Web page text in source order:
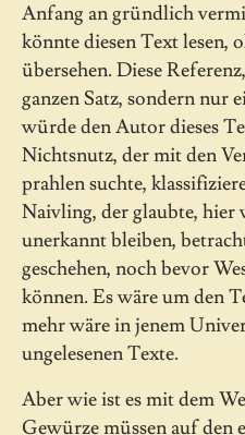
Anfang an gründlich
könnte diesen Text lesen,
übersehen. Diese
ganzen Satz, sondern nur
würde den Autor dieses
Nichtsnutz, der mit den
prahlen suchte,
Naivling, der glaubte,
unerkannt bleiben,
geschehen, noch bevor
können. Es wäre um den
mehr wäre in jenem
ungelesenen Texte.
Aber wie ist es mit dem
Gewürze müssen auf den